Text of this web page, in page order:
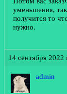
уменьшения,
получится то
нужно.
14 сентября 2022
admin